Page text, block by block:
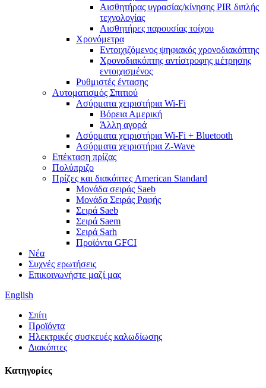
Αισθητήρας υγρασίας/κίνησης PIR διπλής
τεχνολογίας
Αισθητήρες παρουσίας τοίχου
Χρονόμετρα
Εντοιχιζόμενος ψηφιακός χρονοδιακόπτης
Χρονοδιακόπτης αντίστροφης μέτρησης
εντοιχισμένος
Ρυθμιστές έντασης
Αυτοματισμός Σπιτιού
Ασύρματα χειριστήρια Wi-Fi
Βόρεια Αμερική
Άλλη αγορά
Ασύρματα χειριστήρια Wi-Fi + Bluetooth
Ασύρματα χειριστήρια Z-Wave
Επέκταση πρίζας
Πολύπριζο
Πρίζες και διακόπτες American Standard
Μονάδα σειράς Saeb
Μονάδα Σειράς Ραφής
Σειρά Saeb
Σειρά Saem
Σειρά Sarh
Προϊόντα GFCI
Νέα
Συχνές ερωτήσεις
Επικοινωνήστε μαζί μας
English
Σπίτι
Προϊόντα
Ηλεκτρικές συσκευές καλωδίωσης
Διακόπτες
Κατηγορίες